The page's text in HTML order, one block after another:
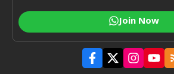
Join Now